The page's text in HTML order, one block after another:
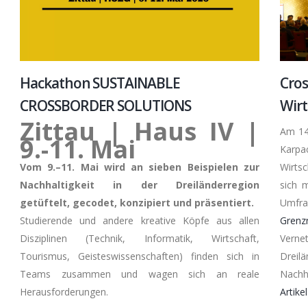
Hackathon SUSTAINABLE
CROSSBORDER SOLUTIONS
Zittau | Haus IV |
9.-11. Mai
Vom 9.–11. Mai wird an sieben Beispielen zur
Nachhaltigkeit in der Dreiländerregion
getüftelt, gecodet, konzipiert und präsentiert.
Studierende und andere kreative Köpfe aus allen
Disziplinen (Technik, Informatik, Wirtschaft,
Tourismus, Geisteswissenschaften) finden sich in
Teams zusammen und wagen sich an reale
Herausforderungen.
Am
sich